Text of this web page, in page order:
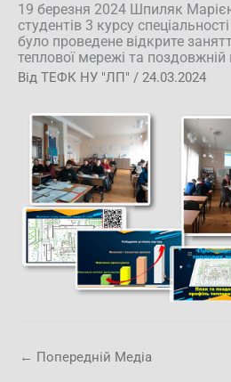
19 березня 2024 Шпиляк
студентів 3 курсу
було проведене відкрите
теплової мережі та поздовжній
Від ТЕФК НУ "ЛП" / 24.03.2024
← Попередній Медіа